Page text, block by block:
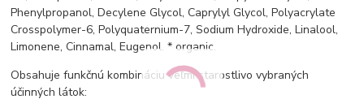
Phenylpropanol, Decylene Glycol, Caprylyl Glycol, Polyacrylate
Crosspolymer-6, Polyquaternium-7, Sodium Hydroxide, Linalool,
Limonene, Cinnamal, Eugenol. * organic.
Obsahuje funkčnú kombináciu veľmi starostlivo vybraných
účinných látok: